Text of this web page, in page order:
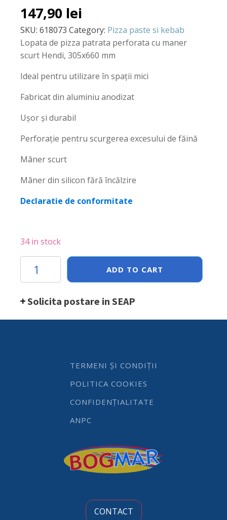
147,90 lei
SKU: 618073 Category: Pizza paste si kebab
Lopata de pizza patrata perforata cu maner
scurt Hendi, 305x660 mm
Ideal pentru utilizare în spații mici
Fabricat din aluminiu anodizat
Ușor și durabil
Perforație pentru scurgerea excesului de făină
Mâner scurt
Mâner din silicon fără încălzire
Declaratie de conformitate
34 in stock
Lopata
pizza
perforata
ADD TO CART
Solicita postare in SEAP
TERMENI ȘI CONDIȚII
POLITICA COOKIES
CONFIDENȚIALITATE
ANPC
CONTACT